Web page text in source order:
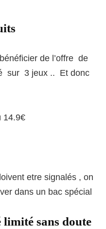
de l’offre de
sur 3 jeux .. Et donc
14.9€
etre signalés , on
dans un bac spécial
limité sans doute